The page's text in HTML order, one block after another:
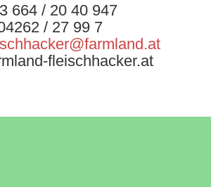
664 / 20 40 947
/ 27 99 7
fleischhacker.at